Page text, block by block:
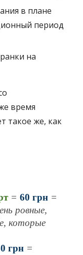
в плане
период
на
время
такое же, как
=60 грн =
ровные,
которые
грн =